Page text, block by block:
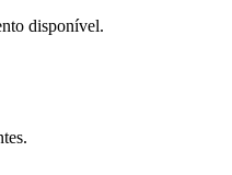
disponível.